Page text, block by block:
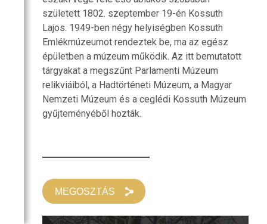
PROGRAM
született 1802. szeptember 19-én Kossuth
Lajos. 1949-ben négy helyiségben Kossuth
Emlékmúzeumot rendeztek be, ma az egész
épületben a múzeum működik. Az itt bemutatott
tárgyakat a megszűnt Parlamenti Múzeum
relikviáiból, a Hadtörténeti Múzeum, a Magyar
Nemzeti Múzeum és a ceglédi Kossuth Múzeum
gyűjteményéből hozták.
MEGOSZTÁS